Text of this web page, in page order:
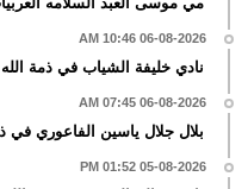
06-08-2026 10:46 AM
نادي خليفة الشياب في ذمة الله
06-08-2026 07:45 AM
بلال جلال ياسين الفاعوري في
05-08-2026 01:52 PM